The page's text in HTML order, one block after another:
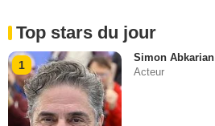
Top stars du jour
1
Simon Abkarian
Acteur